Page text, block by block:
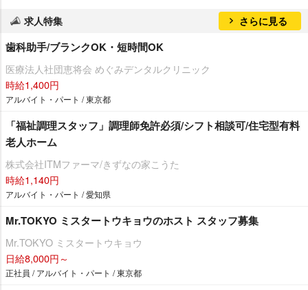
求人特集 さらに見る
歯科助手/ブランクOK・短時間OK
医療法人社団恵将会 めぐみデンタルクリニック
時給1,400円
アルバイト・パート / 東京都
「福祉調理スタッフ」調理師免許必須/シフト相談可/住宅型有料
老人ホーム
株式会社ITMファーマ/きずなの家こうた
時給1,140円
アルバイト・パート / 愛知県
Mr.TOKYO ミスタートウキョウのホスト スタッフ募集
Mr.TOKYO ミスタートウキョウ
日給8,000円～
正社員 / アルバイト・パート / 東京都